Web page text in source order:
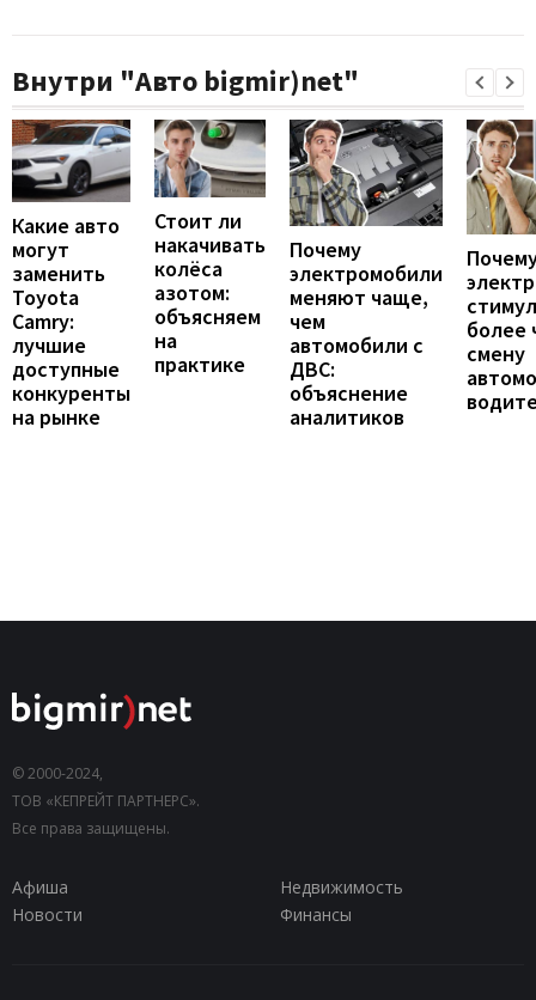
Внутри "Авто bigmir)net"
Какие авто
могут
заменить
Toyota
Camry:
лучшие
доступные
конкуренты
на рынке
Стоит ли
накачивать
колёса
азотом:
объясняем
на
практике
Почему
электромобили
меняют чаще,
чем
автомобили с
ДВС:
объяснение
аналитиков
более
смену
© 2000-2024,
ТОВ «КЕПРЕЙТ ПАРТНЕРС».
Все права защищены.
Афиша
Недвижимость
Новости
Финансы